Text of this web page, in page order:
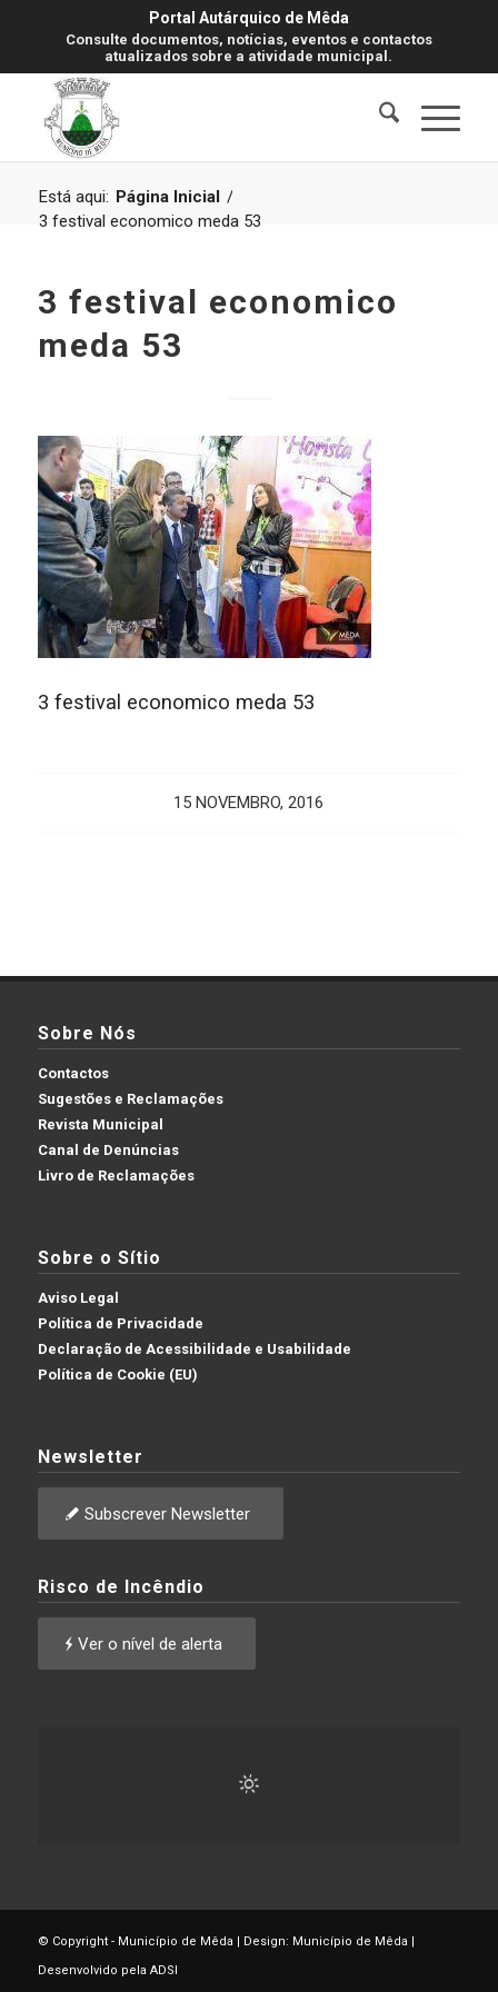
Portal Autárquico de Mêda
Consulte documentos, notícias, eventos e contactos
atualizados sobre a atividade municipal.
Está aqui: Página Inicial /
3 festival economico meda 53
3 festival economico
meda 53
3 festival economico meda 53
15 NOVEMBRO, 2016
Sobre Nós
Contactos
Sugestões e Reclamações
Revista Municipal
Canal de Denúncias
Livro de Reclamações
Sobre o Sítio
Aviso Legal
Política de Privacidade
Declaração de Acessibilidade e Usabilidade
Política de Cookie (EU)
Newsletter
Subscrever Newsletter
Risco de Incêndio
Ver o nível de alerta
© Copyright - Município de Mêda | Design: Município de Mêda |
Desenvolvido pela ADSI